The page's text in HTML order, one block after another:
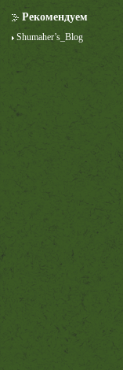
Рекомендуем
Shumaher’s_Blog